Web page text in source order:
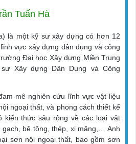
Tuấn Hà
là một kỹ sư xây dựng có hơn 12
vực xây dựng dân dụng và công
Đại học Xây dựng Miền Trung
Xây dựng Dân Dụng và Công
mê nghiên cứu lĩnh vực vật liệu
ngoại thất, và phong cách thiết kế
kiến thức sâu rộng về các loại vật
bê tông, thép, xi măng,… Anh
sơn nội ngoại thất, bao gồm sơn